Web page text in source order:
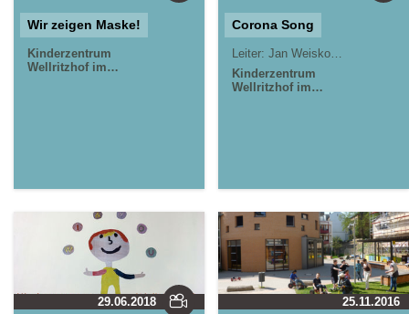
Wir zeigen Maske!
Kinderzentrum
Wellritzhof im
Corona Song
Leiter: Jan Weiskopf, Alexander Sommer, Monique
Kinderzentrum
Wellritzhof im
29.06.2018 25.11.2016